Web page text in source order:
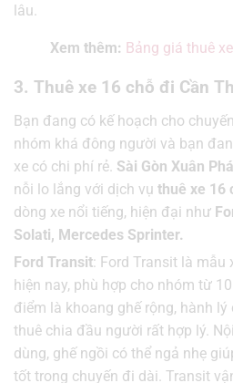
lâu.
Xem thêm: Bảng giá thuê
3. Thuê xe 16 chỗ đi Cần
Bạn đang có kế hoạch cho
nhóm khá đông người và bạn
xe có chi phí rẻ. Sài Gòn Xuân
nỗi lo lắng với dịch vụ thuê xe 16
dòng xe nổi tiếng, hiện đại như
Solati, Mercedes Sprinter.
Ford Transit: Ford Transit là mẫu
hiện nay, phù hợp cho nhóm từ
điểm là khoang ghế rộng, hành
thuê chia đầu người rất hợp lý.
dùng, ghế ngồi có thể ngả nhẹ
tốt trong chuyến đi dài. Transit